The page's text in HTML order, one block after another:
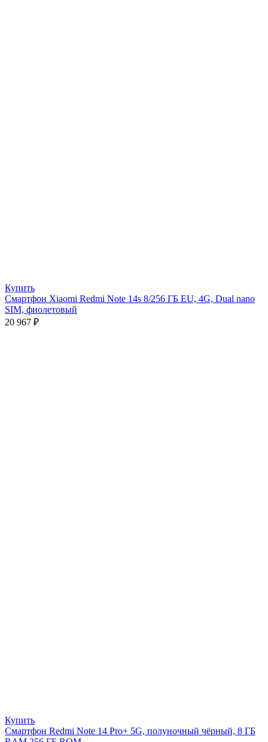
Купить
Смартфон Xiaomi Redmi Note 14s 8/256 ГБ EU, 4G, Dual nano
SIM, фиолетовый
20 967 ₽
Купить
Смартфон Redmi Note 14 Pro+ 5G, полуночный чёрный, 8 ГБ